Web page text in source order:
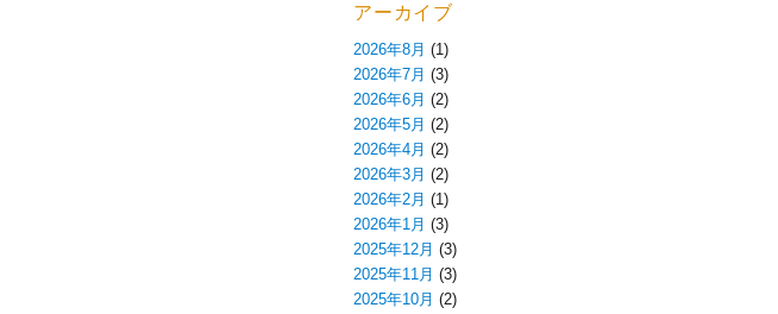
アーカイブ
2026年8月 (1)
2026年7月 (3)
2026年6月 (2)
2026年5月 (2)
2026年4月 (2)
2026年3月 (2)
2026年2月 (1)
2026年1月 (3)
2025年12月 (3)
2025年11月 (3)
2025年10月 (2)